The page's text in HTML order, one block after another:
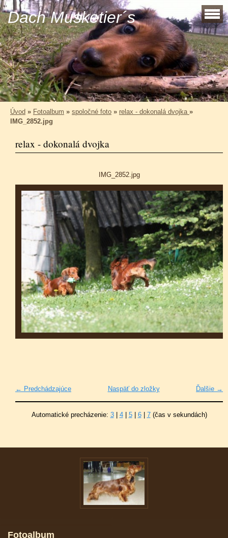
Dach Musketier´s
Úvod » Fotoalbum » spoločné foto » relax - dokonalá dvojka »
IMG_2852.jpg
relax - dokonalá dvojka
IMG_2852.jpg
← Predchádzajúce Ďalšie →
Naspäť do zložky
Automatické precházenie: 3| 4| 5| 6| 7(čas v sekundách)
Fotoalbum